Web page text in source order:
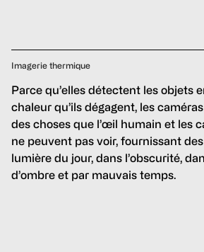
Imagerie thermique
Parce qu’elles détectent les objets
chaleur qu’ils dégagent, les
des choses que l’œil humain et les
ne peuvent pas voir, fournissant
lumière du jour, dans l’obscurité,
d’ombre et par mauvais temps.